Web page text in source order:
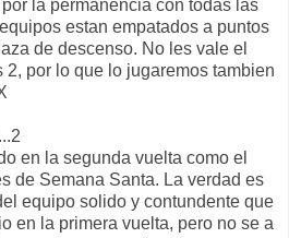
la permanencia con todas las
estan empatados a puntos
de descenso. No les vale el
por lo que lo jugaremos tambien
en la segunda vuelta como el
de Semana Santa. La verdad es
equipo solido y contundente que
en la primera vuelta, pero no se a